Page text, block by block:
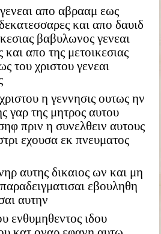
απο αβρααμ εως
και απο δαυιδ
βαβυλωνος γενεαι
και απο της μετοικεσιας
του χριστου γενεαι
η γεννησις ουτως ην
γαρ της μητρος αυτου
πριν η συνελθειν αυτους
εχουσα εκ πνευματος
αυτης δικαιος ων και μη
εβουληθη
αυτην
ενθυμηθεντος ιδου